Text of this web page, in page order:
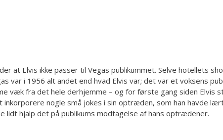
at Elvis ikke passer til Vegas publikummet. Selve hotellets
var i 1956 alt andet end hvad Elvis var; det var et voksens
væk fra det hele derhjemme – og for første gang siden Elvis
inkorporere nogle små jokes i sin optræden, som han havde
lidt hjalp det på publikums modtagelse af hans optrædener.